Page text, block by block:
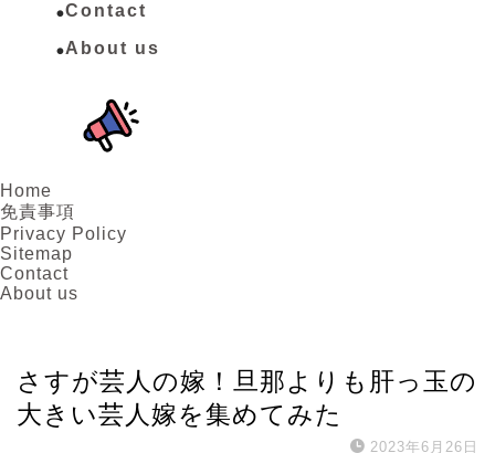
Contact
About us
Home
免責事項
Privacy Policy
Sitemap
Contact
About us
さすが芸人の嫁！旦那よりも肝っ玉の
大きい芸人嫁を集めてみた
2023年6月26日